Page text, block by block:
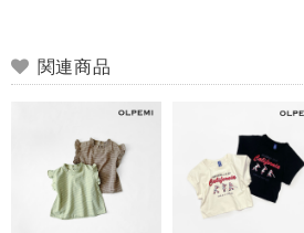
関連商品